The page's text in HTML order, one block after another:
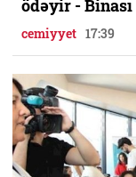
ödəyir -
cemiyyet 17:39